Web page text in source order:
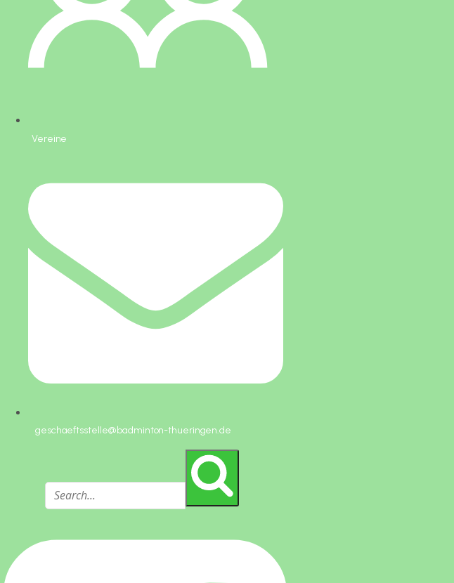
Vereine
geschaeftsstelle@badminton-thueringen.de